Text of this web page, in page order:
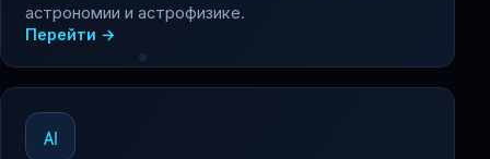
астрономии и астрофизике.
Перейти →